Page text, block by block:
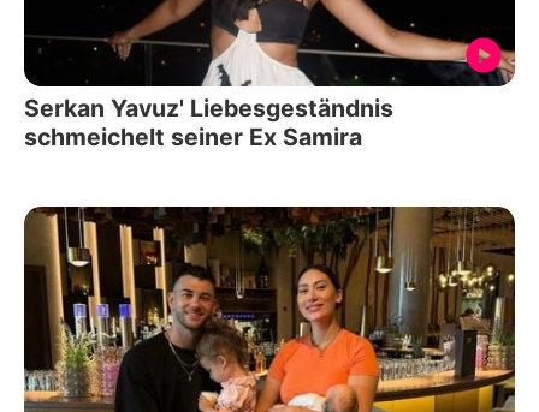
Serkan Yavuz' Liebesgeständnis
schmeichelt seiner Ex Samira